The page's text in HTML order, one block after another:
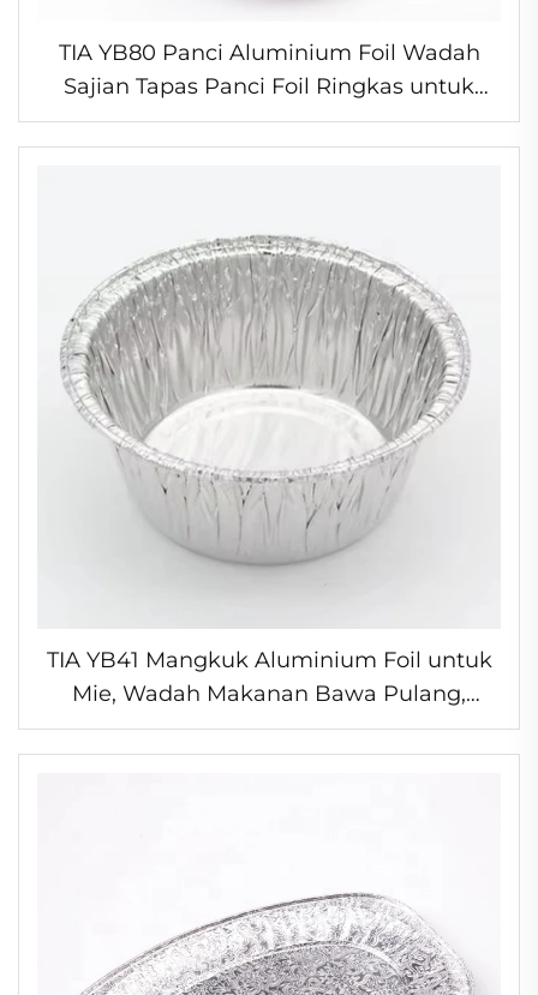
TIA YB80 Panci Aluminium Foil Wadah
Sajian Tapas Panci Foil Ringkas untuk
Makanan Pembuka Pesta
TIA YB41 Mangkuk Aluminium Foil untuk
Mie, Wadah Makanan Bawa Pulang,
Mangkuk Foil yang Dapat Ditumpuk